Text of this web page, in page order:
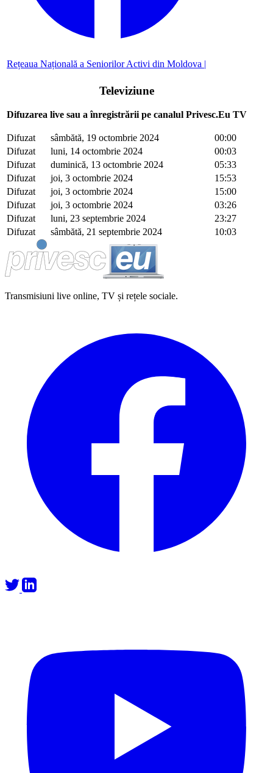
Rețeaua Națională a Seniorilor Activi din Moldova |
Televiziune
Difuzarea live sau a înregistrării pe canalul Privesc.Eu TV
Difuzat sâmbătă, 19 octombrie 2024
00:00
Difuzat
luni, 14 octombrie 2024
00:03
Difuzat
duminică, 13 octombrie 2024
05:33
Difuzat
joi, 3 octombrie 2024
15:53
Difuzat
joi, 3 octombrie 2024
15:00
Difuzat
joi, 3 octombrie 2024
03:26
Difuzat
luni, 23 septembrie 2024
23:27
Difuzat
sâmbătă, 21 septembrie 2024 10:03
Transmisiuni live online, TV și rețele sociale.